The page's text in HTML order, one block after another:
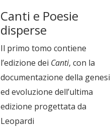
Canti e Poesie
disperse
Il primo tomo contiene
l’edizione dei Canti, con la
documentazione della genesi
ed evoluzione dell’ultima
edizione progettata da
Leopardi